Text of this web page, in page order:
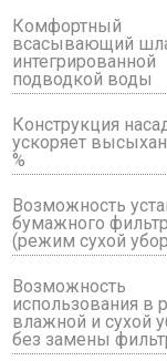
Комфортный
всасывающий
интегрированной
подводкой воды
Конструкция
ускоряет
%
Возможность
бумажного
(режим сухой
Возможность
использования в
влажной и сухой
без замены